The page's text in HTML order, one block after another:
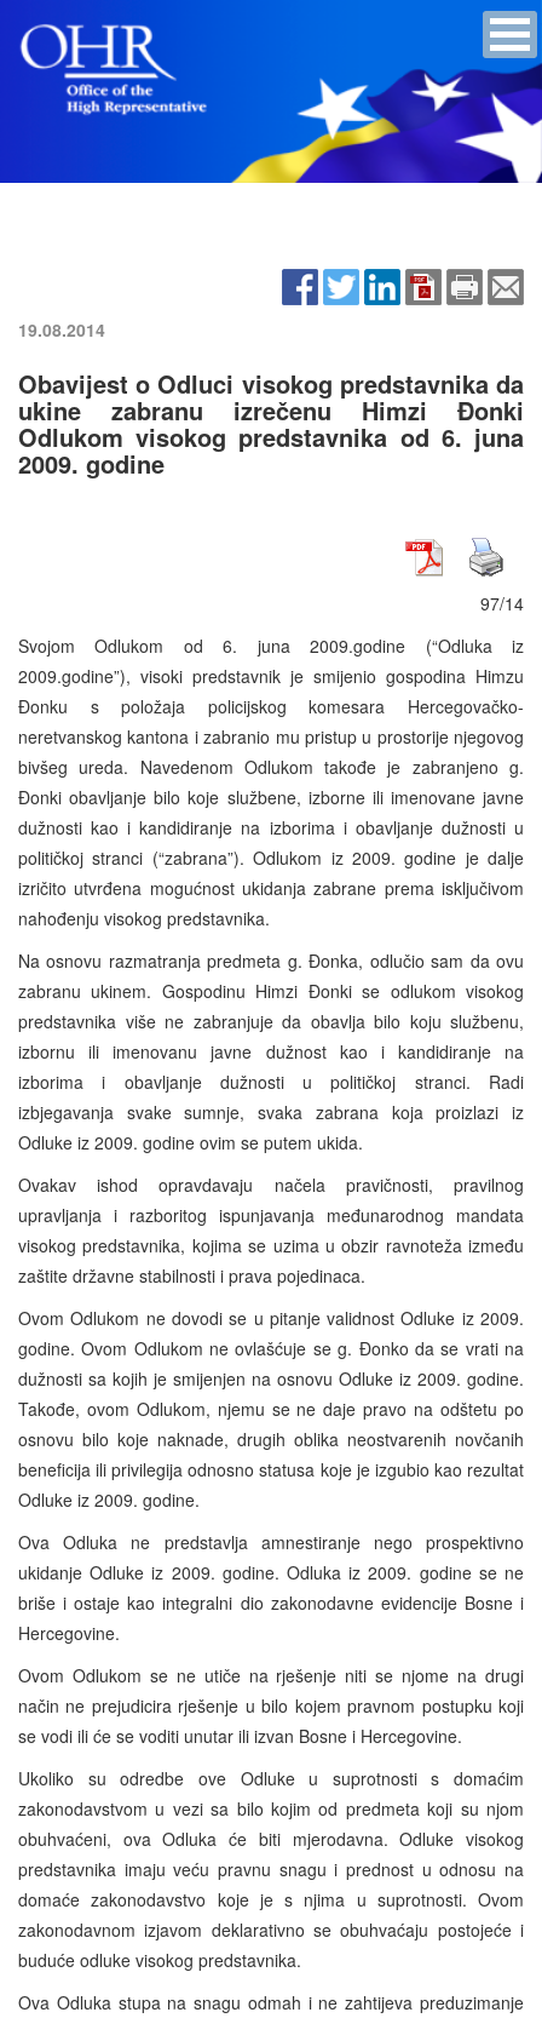
19.08.2014
Obavijest o Odluci visokog predstavnika da
ukine zabranu izrečenu Himzi Đonki
Odlukom visokog predstavnika od 6. juna
2009. godine
97/14
Svojom Odlukom od 6. juna 2009.godine (“Odluka iz
2009.godine”), visoki predstavnik je smijenio gospodina Himzu
Đonku s položaja policijskog komesara Hercegovačko-
neretvanskog kantona i zabranio mu pristup u prostorije njegovog
bivšeg ureda. Navedenom Odlukom takođe je zabranjeno g.
Đonki obavljanje bilo koje službene, izborne ili imenovane javne
dužnosti kao i kandidiranje na izborima i obavljanje dužnosti u
političkoj stranci (“zabrana”). Odlukom iz 2009. godine je dalje
izričito utvrđena mogućnost ukidanja zabrane prema isključivom
nahođenju visokog predstavnika.
Na osnovu razmatranja predmeta g. Đonka, odlučio sam da ovu
zabranu ukinem. Gospodinu Himzi Đonki se odlukom visokog
predstavnika više ne zabranjuje da obavlja bilo koju službenu,
izbornu ili imenovanu javne dužnost kao i kandidiranje na
izborima i obavljanje dužnosti u političkoj stranci. Radi
izbjegavanja svake sumnje, svaka zabrana koja proizlazi iz
Odluke iz 2009. godine ovim se putem ukida.
Ovakav ishod opravdavaju načela pravičnosti, pravilnog
upravljanja i razboritog ispunjavanja međunarodnog mandata
visokog predstavnika, kojima se uzima u obzir ravnoteža između
zaštite državne stabilnosti i prava pojedinaca.
Ovom Odlukom ne dovodi se u pitanje validnost Odluke iz 2009.
godine. Ovom Odlukom ne ovlašćuje se g. Đonko da se vrati na
dužnosti sa kojih je smijenjen na osnovu Odluke iz 2009. godine.
Takođe, ovom Odlukom, njemu se ne daje pravo na odštetu po
osnovu bilo koje naknade, drugih oblika neostvarenih novčanih
beneficija ili privilegija odnosno statusa koje je izgubio kao rezultat
Odluke iz 2009. godine.
Ova Odluka ne predstavlja amnestiranje nego prospektivno
ukidanje Odluke iz 2009. godine. Odluka iz 2009. godine se ne
briše i ostaje kao integralni dio zakonodavne evidencije Bosne i
Hercegovine.
Ovom Odlukom se ne utiče na rješenje niti se njome na drugi
način ne prejudicira rješenje u bilo kojem pravnom postupku koji
se vodi ili će se voditi unutar ili izvan Bosne i Hercegovine.
Ukoliko su odredbe ove Odluke u suprotnosti s domaćim
zakonodavstvom u vezi sa bilo kojim od predmeta koji su njom
obuhvaćeni, ova Odluka će biti mjerodavna. Odluke visokog
predstavnika imaju veću pravnu snagu i prednost u odnosu na
domaće zakonodavstvo koje je s njima u suprotnosti. Ovom
zakonodavnom izjavom deklarativno se obuhvaćaju postojeće i
buduće odluke visokog predstavnika.
Ova Odluka stupa na snagu odmah i ne zahtijeva preduzimanje